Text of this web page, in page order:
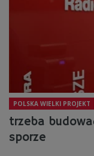
POLSKA WIELKI PROJEKT
trzeba
sporze